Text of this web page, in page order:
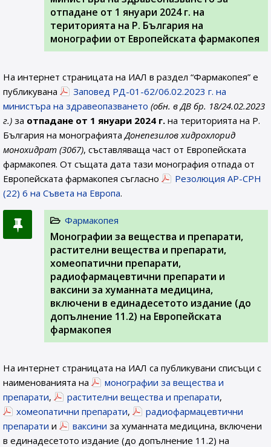
отпадане от 1 януари 2024 г. на
територията на Р. България на
монографии от Европейската фармакопея
На интернет страницата на ИАЛ в раздел “Фармакопея” е
публикувана
Заповед РД-01-62/06.02.2023 г. на
министъра на здравеопазването (обн. в ДВ бр. 18/24.02.2023
г.) за отпадане от 1 януари 2024 г. на територията на Р.
България на монографиятаДонепезилов хидрохлорид
монохидрат (3067), съставляваща част от Европейската
фармакопея. От същата дата тази монография отпада от
Европейската фармакопея съгласно
Резолюция AP-CPH
(22) 6 на Съвета на Европа.
Фармакопея
Монографии за вещества и препарати,
растителни вещества и препарати,
хомеопатични препарати,
радиофармацевтични препарати и
ваксини за хуманната медицина,
включени в единадесетото издание (до
допълнение 11.2) на Европейската
фармакопея
На интернет страницата на ИАЛ са публикувани списъци с
наименованията на
монографии за вещества и
препарати, растителни вещества и препарати,
хомеопатични препарати,
радиофармацевтични
препарати и ваксини за хуманната медицина, включени
в единадесетото издание (до допълнение 11.2) на